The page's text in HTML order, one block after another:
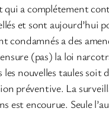
qui a complétement
et sont aujourd’hui
a des
(pas) la loi
nouvelles taules
préventive. La
est encourue. Seule